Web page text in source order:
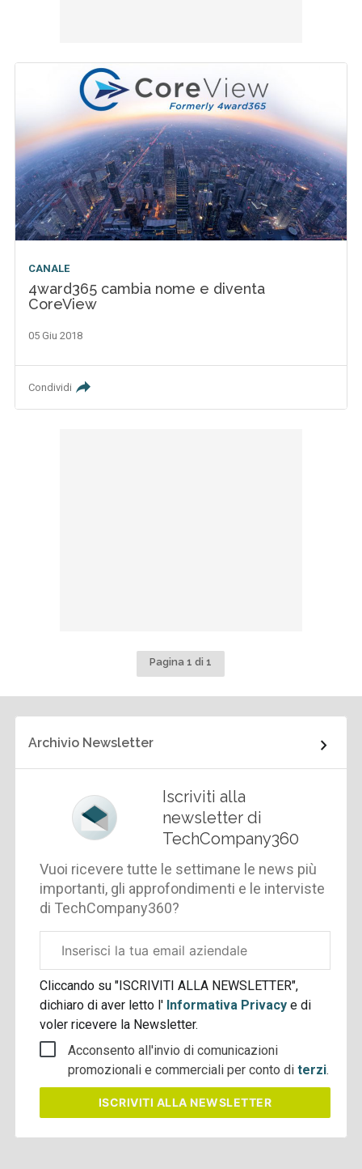
CANALE
4ward365 cambia nome e diventa
CoreView
05 Giu 2018
Condividi
Pagina 1 di 1
Archivio Newsletter
Iscriviti alla
newsletter di
TechCompany360
Vuoi ricevere tutte le settimane le news più
importanti, gli approfondimenti e le interviste
di TechCompany360?
aziendale
Cliccando su "ISCRIVITI ALLA NEWSLETTER",
dichiaro di aver letto l' Informativa Privacye di
voler ricevere la Newsletter.
Acconsento all'invio di comunicazioni
promozionali e commerciali per conto diterzi.
ISCRIVITI ALLA NEWSLETTER